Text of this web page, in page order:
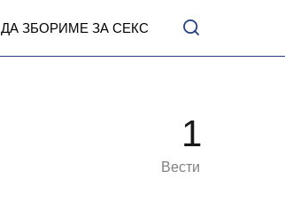
ДА ЗБОРИМЕ ЗА СЕКС
1
Вести